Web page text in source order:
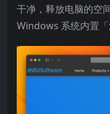
干净，释放电脑的空
Windows 系统内置「